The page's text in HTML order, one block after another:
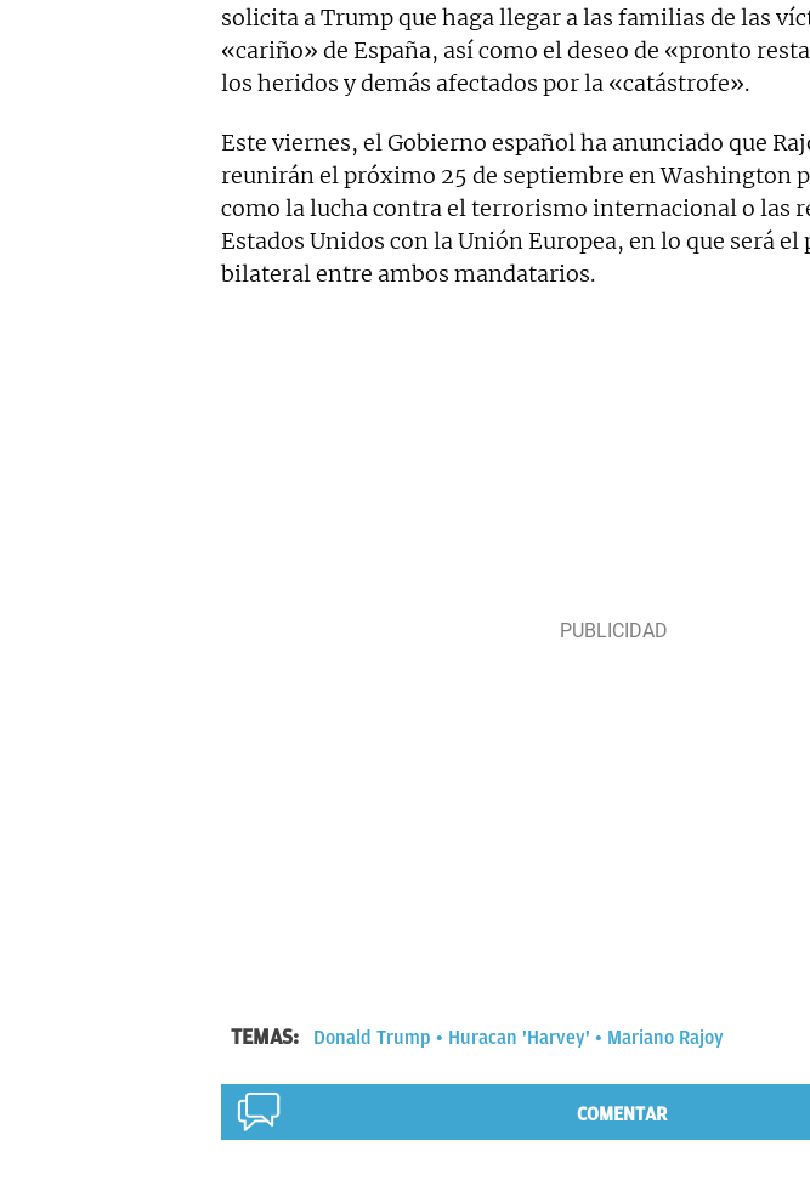
solicita a Trump que haga llegar a las familias de las
«cariño» de España, así como el deseo de «pronto
los heridos y demás afectados por la «catástrofe».
Este viernes, el Gobierno español ha anunciado que
reunirán el próximo 25 de septiembre en Washington
como la lucha contra el terrorismo internacional o las
Estados Unidos con la Unión Europea, en lo que será
bilateral entre ambos mandatarios.
TEMAS: Donald Trump Huracan 'Harvey' Mariano Rajoy
COMENTAR